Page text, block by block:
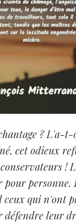
? L'a-t-
cet odieux
!
personne.
qui n'ont
défendre leur